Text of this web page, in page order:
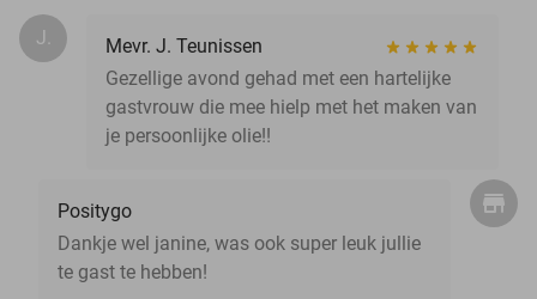
J.
Mevr. J. Teunissen
Gezellige avond gehad met een hartelijke
gastvrouw die mee hielp met het maken van
je persoonlijke olie!!
Positygo
Dankje wel janine, was ook super leuk jullie
te gast te hebben!